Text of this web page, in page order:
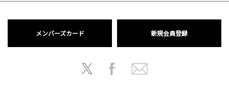
メンバーズカード 新規会員登録